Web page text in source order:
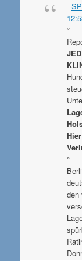
°
°
den